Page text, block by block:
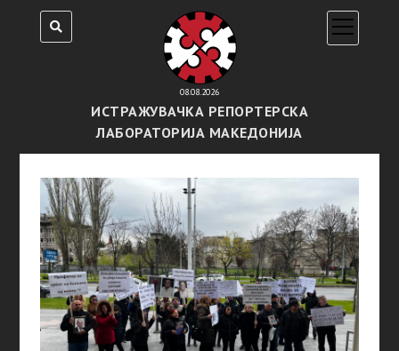
08.08.2026
ИСТРАЖУВАЧКА РЕПОРТЕРСКА
ЛАБОРАТОРИЈА МАКЕДОНИЈА
open
menu